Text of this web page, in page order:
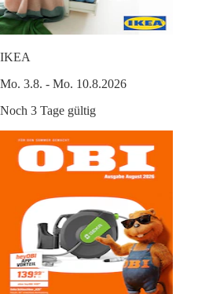
IKEA
Mo. 3.8. - Mo. 10.8.2026
Noch 3 Tage gültig